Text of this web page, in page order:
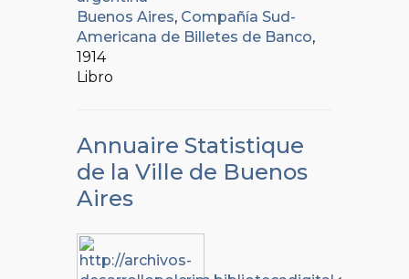
Buenos Aires, Compañía Sud-
Americana de Billetes de Banco,
1914
Libro
Annuaire Statistique
de la Ville de Buenos
Aires